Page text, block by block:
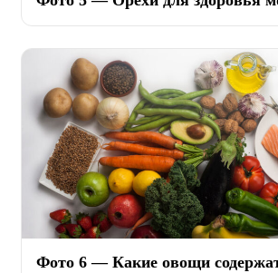
Фото 6 — Какие овощи